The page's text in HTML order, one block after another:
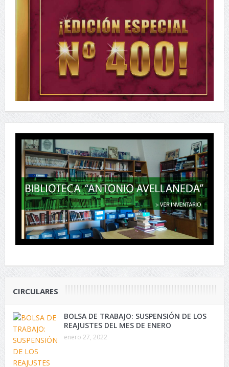
CIRCULARES
BOLSA DE TRABAJO: SUSPENSIÓN DE LOS
REAJUSTES DEL MES DE ENERO
enero 27, 2022